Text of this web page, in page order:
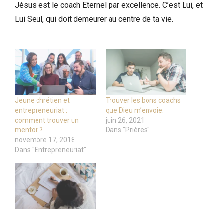
Jésus est le coach Eternel par excellence. C’est Lui, et
Lui Seul, qui doit demeurer au centre de ta vie.
Jeune chrétien et
entrepreneuriat :
comment trouver un
mentor ?
novembre 17, 2018
Dans "Entrepreneuriat"
Trouver les bons coachs
que Dieu m’envoie.
juin 26, 2021
Dans "Prières"